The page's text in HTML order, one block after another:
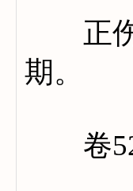
正伤
期。
卷